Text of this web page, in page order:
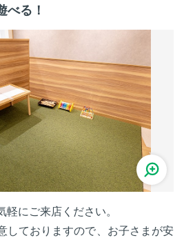
べる！
にご来店ください。
しておりますので、お子さまが安